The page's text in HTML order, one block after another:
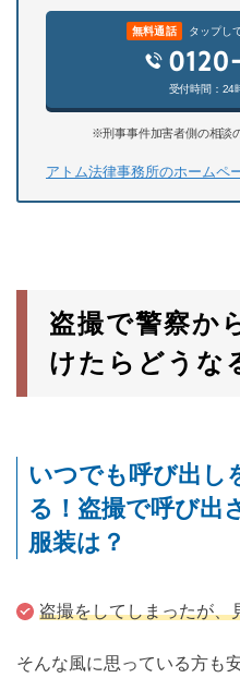
無料通話 タップし
受付時間：24
※刑事事件加害者側の相談
アトム法律事務所のホームペ
盗撮で警察か
けたらどうな
いつでも呼び出し
る！盗撮で呼び出
服装は？
盗撮をしてしまったが、
そんな風に思っている方も